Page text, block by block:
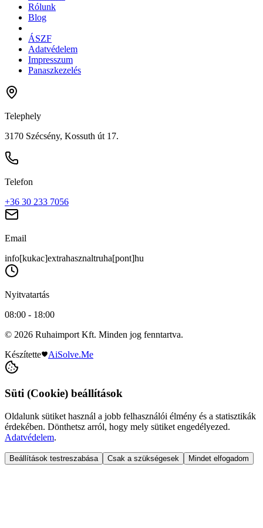
Rólunk
Blog
ÁSZF
Adatvédelem
Impresszum
Panaszkezelés
Telephely
3170 Szécsény, Kossuth út 17.
Telefon
+36 30 233 7056
Email
info[kukac]extrahasznaltruha[pont]hu
Nyitvatartás
08:00 - 18:00
© 2026 Ruhaimport Kft. Minden jog fenntartva.
Készítette
AiSolve.Me
Süti (Cookie) beállítások
Oldalunk sütiket használ a jobb felhasználói élmény és a statisztikák
érdekében. Dönthetsz arról, hogy mely sütiket engedélyezed.
Adatvédelem.
Beállítások testreszabása Csak a szükségesek Mindet elfogadom